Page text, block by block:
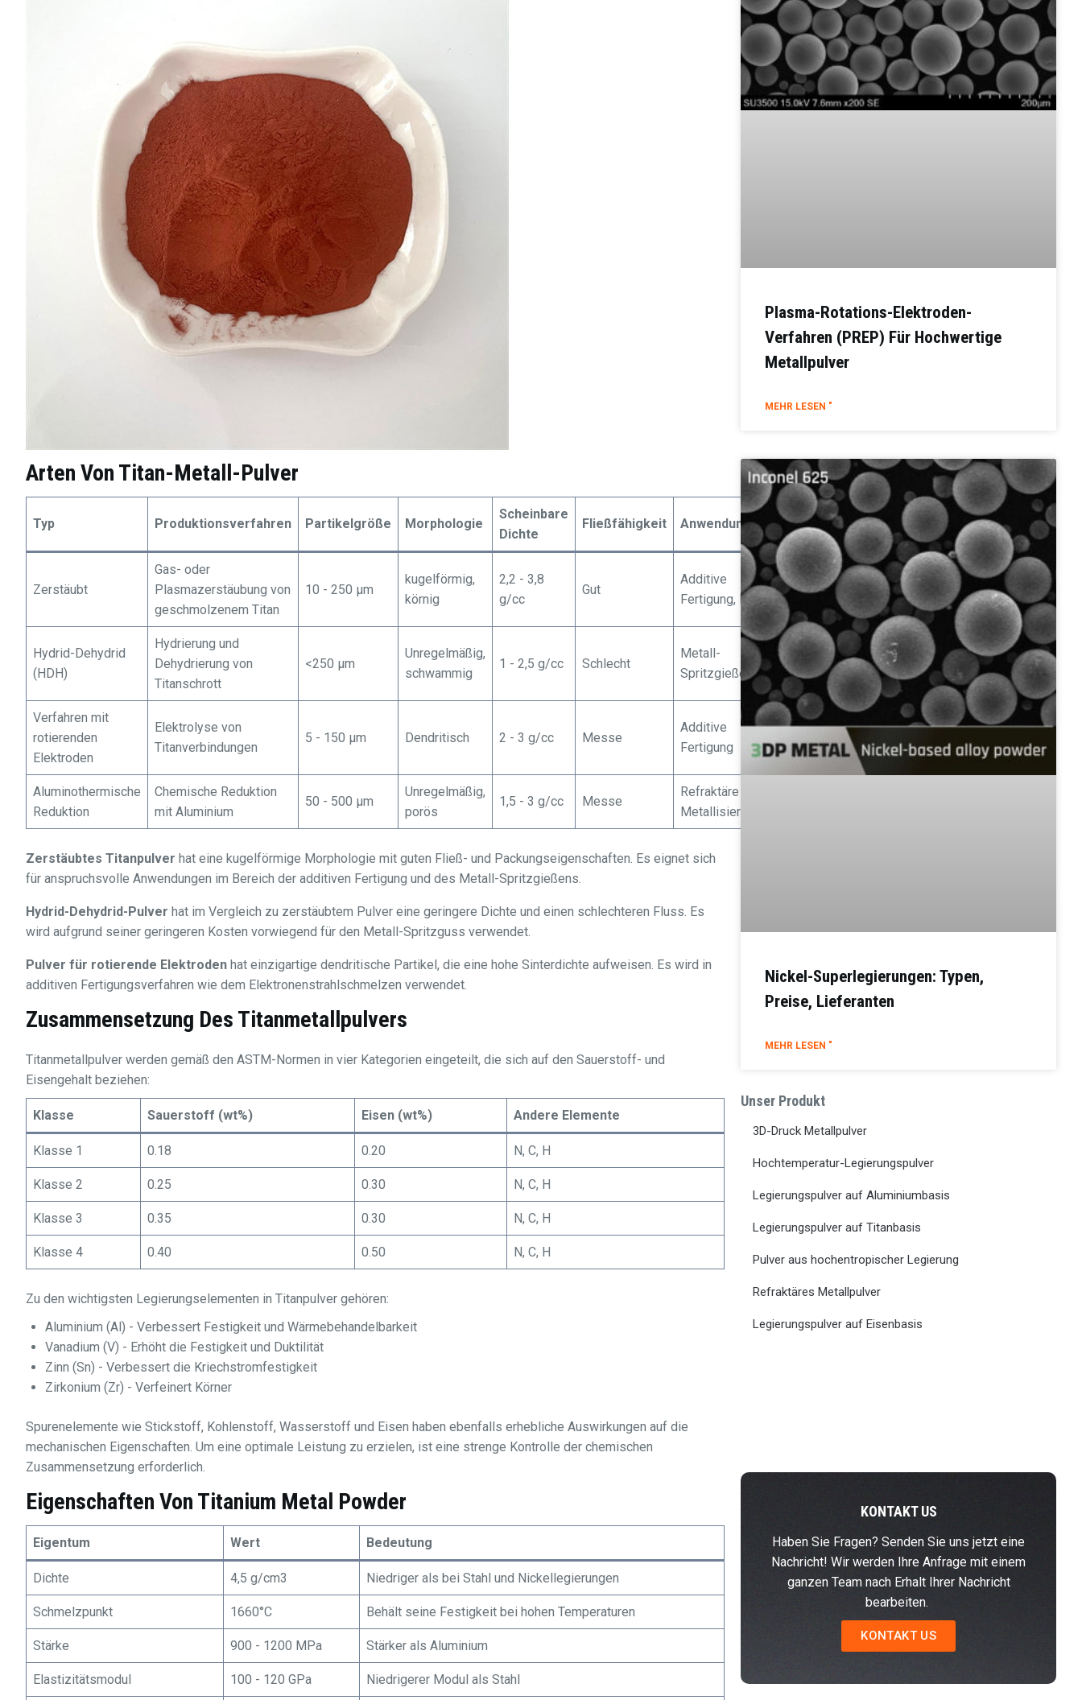
Arten Von Titan-Metall-Pulver
Typ Produktionsverfahren Partikelgröße Morphologie
Scheinbare
Dichte
Fließfähigkeit Anwendungen
Zerstäubt
Gas- oder
Plasmazerstäubung von
geschmolzenem Titan
10 - 250 μm
kugelförmig,
körnig
2,2 - 3,8
g/cc
Gut
Additive
Fertigung, MIM
Hydrid-Dehydrid
(HDH)
Hydrierung und
Dehydrierung von
Titanschrott
<250 μm
Unregelmäßig,
schwammig
1 - 2,5 g/cc Schlecht
Metall-
Spritzgießen
Verfahren mit
rotierenden
Elektroden
Elektrolyse von
Titanverbindungen
5 - 150 μm Dendritisch 2 - 3 g/cc Messe
Additive
Fertigung
Aluminothermische
Reduktion
Chemische Reduktion
mit Aluminium
50 - 500 μm
Unregelmäßig,
porös
1,5 - 3 g/cc Messe
Refraktäre
Metallisierung
Zerstäubtes Titanpulver hat eine kugelförmige Morphologie mit guten Fließ- und Packungseigenschaften. Es eignet sich
für anspruchsvolle Anwendungen im Bereich der additiven Fertigung und des Metall-Spritzgießens.
Hydrid-Dehydrid-Pulver hat im Vergleich zu zerstäubtem Pulver eine geringere Dichte und einen schlechteren Fluss. Es
wird aufgrund seiner geringeren Kosten vorwiegend für den Metall-Spritzguss verwendet.
Pulver für rotierende Elektroden hat einzigartige dendritische Partikel, die eine hohe Sinterdichte aufweisen. Es wird in
additiven Fertigungsverfahren wie dem Elektronenstrahlschmelzen verwendet.
Zusammensetzung Des Titanmetallpulvers
Titanmetallpulver werden gemäß den ASTM-Normen in vier Kategorien eingeteilt, die sich auf den Sauerstoff- und
Eisengehalt beziehen:
Klasse Sauerstoff (wt%) Eisen (wt%) Andere Elemente
Klasse 1 0.18 0.20 N, C, H
Klasse 2 0.25 0.30 N, C, H
Klasse 3 0.35 0.30 N, C, H
Klasse 4 0.40 0.50 N, C, H
Zu den wichtigsten Legierungselementen in Titanpulver gehören:
Aluminium (Al) - Verbessert Festigkeit und Wärmebehandelbarkeit
Vanadium (V) - Erhöht die Festigkeit und Duktilität
Zinn (Sn) - Verbessert die Kriechstromfestigkeit
Zirkonium (Zr) - Verfeinert Körner
Spurenelemente wie Stickstoff, Kohlenstoff, Wasserstoff und Eisen haben ebenfalls erhebliche Auswirkungen auf die
mechanischen Eigenschaften. Um eine optimale Leistung zu erzielen, ist eine strenge Kontrolle der chemischen
Zusammensetzung erforderlich.
Eigenschaften Von Titanium Metal Powder
Eigentum Wert Bedeutung
Dichte 4,5 g/cm3 Niedriger als bei Stahl und Nickellegierungen
Schmelzpunkt 1660°C Behält seine Festigkeit bei hohen Temperaturen
Stärke 900 - 1200 MPa Stärker als Aluminium
Elastizitätsmodul 100 - 120 GPa Niedrigerer Modul als Stahl
Plasma-Rotations-Elektroden-
Verfahren (PREP) Für Hochwertige
Metallpulver
MEHR LESEN "
Nickel-Superlegierungen: Typen,
Preise, Lieferanten
MEHR LESEN "
Unser Produkt
3D-Druck Metallpulver
Hochtemperatur-Legierungspulver
Legierungspulver auf Aluminiumbasis
Legierungspulver auf Titanbasis
Pulver aus hochentropischer Legierung
Refraktäres Metallpulver
Legierungspulver auf Eisenbasis
KONTAKT US
Haben Sie Fragen? Senden Sie uns jetzt eine
Nachricht! Wir werden Ihre Anfrage mit einem
ganzen Team nach Erhalt Ihrer Nachricht
bearbeiten.
KONTAKT US